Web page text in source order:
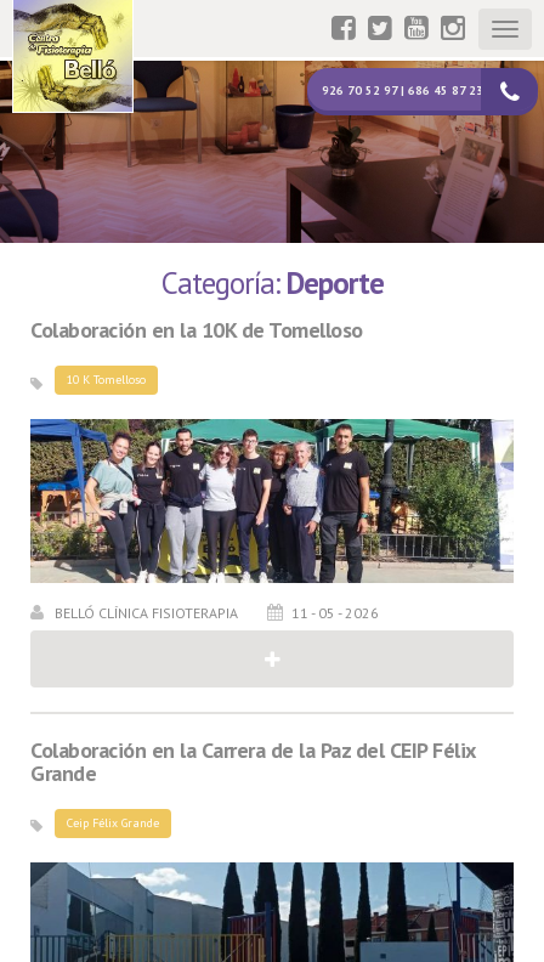
926 70 52 97 | 686 45 87 23
Categoría:Deporte
Colaboración en la 10K de Tomelloso
10 K Tomelloso
BELLÓ CLÍNICA FISIOTERAPIA 11 - 05 - 2026
Colaboración en la Carrera de la Paz del CEIP Félix
Grande
Ceip Félix Grande